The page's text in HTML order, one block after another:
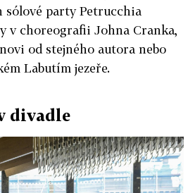
party Petrucchia
v choreografii Johna Cranka,
od stejného autora nebo
Labutím jezeře.
divadle